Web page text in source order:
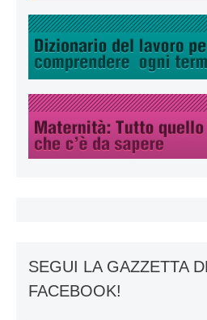
SEGUI LA GAZZETTA
FACEBOOK!